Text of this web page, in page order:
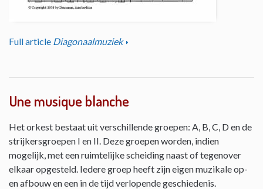
Full article Diagonaalmuziek
Une musique blanche
Het orkest bestaat uit verschillende groepen: A, B, C, D en de
strijkersgroepen I en II. Deze groepen worden, indien
mogelijk, met een ruimtelijke scheiding naast of tegenover
elkaar opgesteld. Iedere groep heeft zijn eigen muzikale op-
en afbouw en een in de tijd verlopende geschiedenis.